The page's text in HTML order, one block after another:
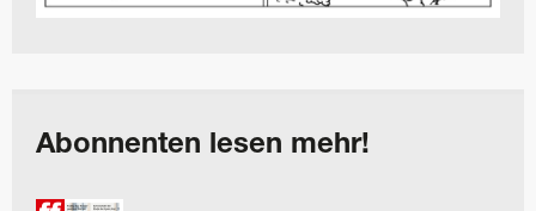
Abonnenten lesen mehr!